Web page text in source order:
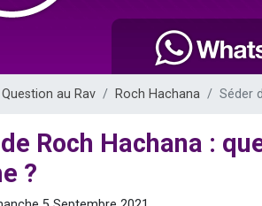
Il reste 49
Eva vient de donner
Question au Rav Roch Hachana Séder
Roch Hachana :
?